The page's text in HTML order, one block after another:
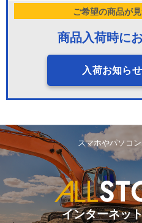
ご希望の商品が
商品入荷時に
入荷お知ら
スマホやパソコ
インターネッ